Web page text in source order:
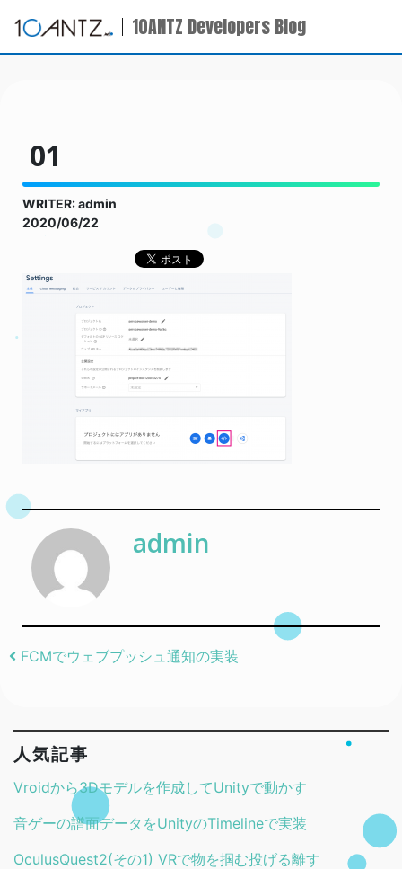
10ANTZ Developers Blog
01
WRITER: admin
2020/06/22
admin
Post navigation
FCMでウェブプッシュ通知の実装
人気記事
Vroidから3Dモデルを作成してUnityで動かす
音ゲーの譜面データをUnityのTimelineで実装
OculusQuest2(その1) VRで物を掴む投げる離す